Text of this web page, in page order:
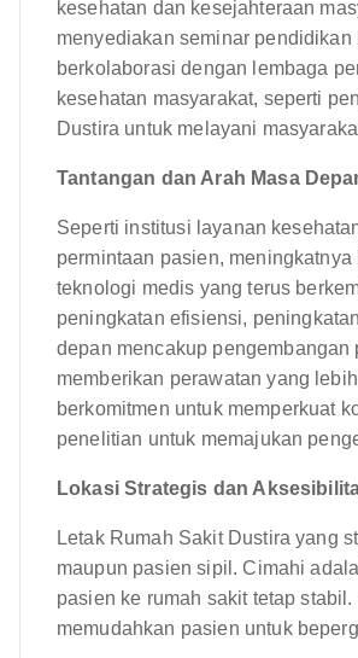
kesehatan dan kesejahteraan
menyediakan seminar
berkolaborasi dengan lembaga
kesehatan masyarakat, seperti
Dustira untuk melayani
Tantangan dan Arah Masa
Seperti institusi layanan
permintaan pasien,
teknologi medis yang terus
peningkatan efisiensi,
depan mencakup
memberikan perawatan yang
berkomitmen untuk memperkuat
penelitian untuk memajukan
Lokasi Strategis dan
Letak Rumah Sakit Dustira yang
maupun pasien sipil. Cimahi
pasien ke rumah sakit tetap
memudahkan pasien untuk